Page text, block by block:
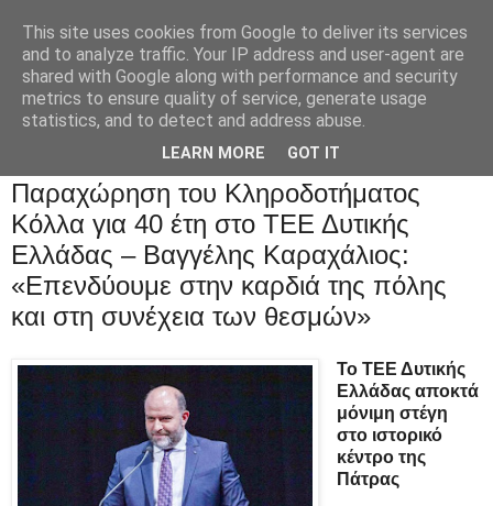
Παραχώρηση του Κληροδοτήματος
Κόλλα για 40 έτη στο ΤΕΕ Δυτικής
Ελλάδας – Βαγγέλης Καραχάλιος:
«Επενδύουμε στην καρδιά της πόλης
και στη συνέχεια των θεσμών»
Το ΤΕΕ Δυτικής
Ελλάδας αποκτά
μόνιμη στέγη
στο ιστορικό
κέντρο της
Πάτρας
This site uses cookies from Google to deliver its services
and to analyze traffic. Your IP address and user-agent are
shared with Google along with performance and security
metrics to ensure quality of service, generate usage
statistics, and to detect and address abuse.
LEARN MORE GOT IT